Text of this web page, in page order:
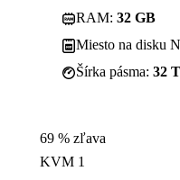
RAM: 32 GB
Miesto na disku
Šírka pásma: 32
69 % zľava
KVM 1